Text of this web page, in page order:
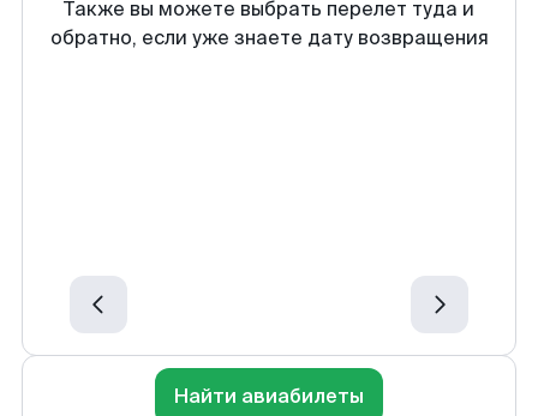
Также вы можете выбрать перелет туда и
обратно, если уже знаете дату возвращения
Найти авиабилеты